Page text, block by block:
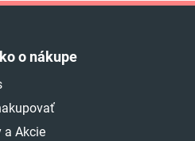
o nákupe
a Akcie